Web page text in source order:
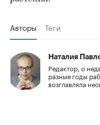
Авторы Теги
Наталия
Редактор, о
разные годы
возглавляла